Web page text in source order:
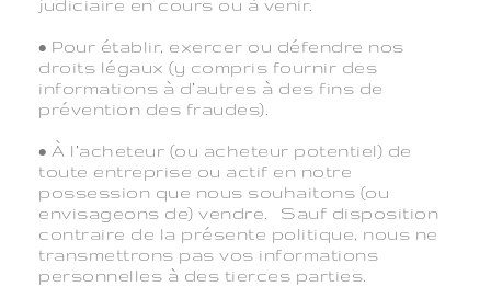
judiciaire en cours ou à venir.
• Pour établir, exercer ou défendre nos
droits légaux (y compris fournir des
informations à d’autres à des fins de
prévention des fraudes).
• À l’acheteur (ou acheteur potentiel) de
toute entreprise ou actif en notre
possession que nous souhaitons (ou
envisageons de) vendre. Sauf disposition
contraire de la présente politique, nous ne
transmettrons pas vos informations
personnelles à des tierces parties.